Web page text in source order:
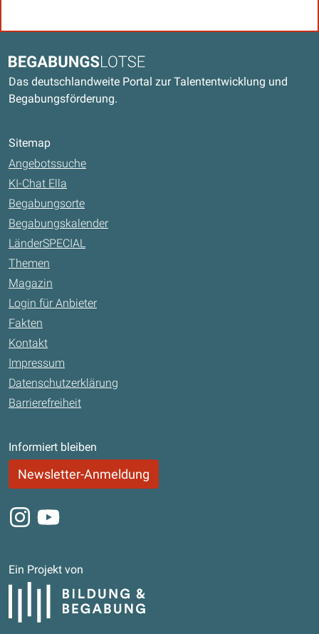
Begabungslotse
Das deutschlandweite Portal zur Talententwicklung und
Begabungsförderung.
Sitemap
Angebotssuche
KI-Chat Ella
Begabungsorte
Begabungskalender
LänderSPECIAL
Themen
Magazin
Login für Anbieter
Fakten
Kontakt
Impressum
Datenschutzerklärung
Barrierefreiheit
Informiert bleiben
Newsletter-Anmeldung
Instagram
Youtube
Ein Projekt von
Bildung und Begabung